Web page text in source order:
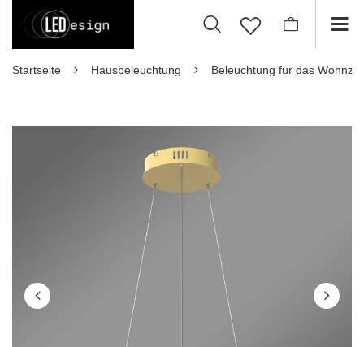
Startseite Hausbeleuchtung Beleuchtung für das